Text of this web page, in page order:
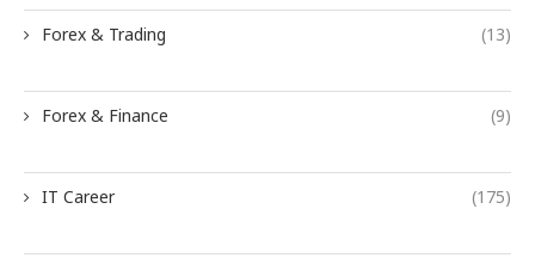
Forex & Trading (13)
Forex & Finance (9)
IT Career (175)